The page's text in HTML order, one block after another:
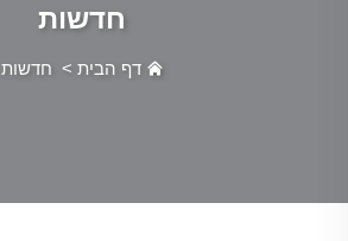
חדשות
דף הבית > חדשות